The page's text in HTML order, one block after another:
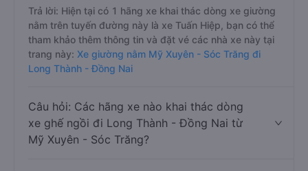
Trả lời: Hiện tại có 1 hãng xe khai thác dòng xe giường
nằm trên tuyến đường này là xe Tuấn Hiệp, bạn có thể
tham khảo thêm thông tin và đặt vé các nhà xe này tại
trang này: Xe giường nằm Mỹ Xuyên - Sóc Trăng đi
Long Thành - Đồng Nai
Câu hỏi: Các hãng xe nào khai thác dòng
xe ghế ngồi đi Long Thành - Đồng Nai từ
Mỹ Xuyên - Sóc Trăng?